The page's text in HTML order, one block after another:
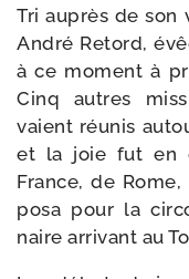
Tri auprès de son
André Retord,
à ce moment à
Cinq autres
vaient réunis
et la joie fut en
France, de
po­sa pour la
naire arri­vant au